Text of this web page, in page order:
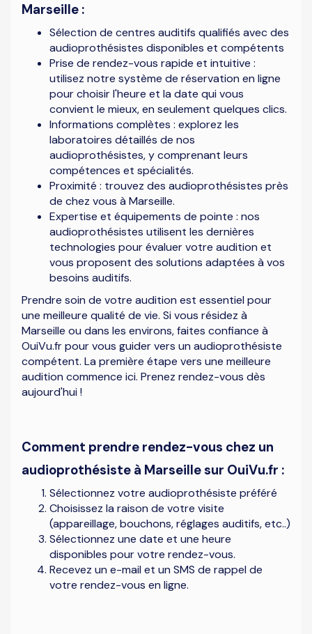
Marseille :
Sélection de centres auditifs qualifiés avec des
audioprothésistes disponibles et compétents
Prise de rendez-vous rapide et intuitive :
utilisez notre système de réservation en ligne
pour choisir l'heure et la date qui vous
convient le mieux, en seulement quelques clics.
Informations complètes : explorez les
laboratoires détaillés de nos
audioprothésistes, y comprenant leurs
compétences et spécialités.
Proximité : trouvez des audioprothésistes près
de chez vous à Marseille.
Expertise et équipements de pointe : nos
audioprothésistes utilisent les dernières
technologies pour évaluer votre audition et
vous proposent des solutions adaptées à vos
besoins auditifs.
Prendre soin de votre audition est essentiel pour
une meilleure qualité de vie. Si vous résidez à
Marseille ou dans les environs, faites confiance à
OuiVu.fr pour vous guider vers un audioprothésiste
compétent. La première étape vers une meilleure
audition commence ici. Prenez rendez-vous dès
aujourd'hui !
Comment prendre rendez-vous chez un
audioprothésiste à Marseille sur OuiVu.fr :
Sélectionnez votre audioprothésiste préféré
Choisissez la raison de votre visite
(appareillage, bouchons, réglages auditifs, etc..)
Sélectionnez une date et une heure
disponibles pour votre rendez-vous.
Recevez un e-mail et un SMS de rappel de
votre rendez-vous en ligne.